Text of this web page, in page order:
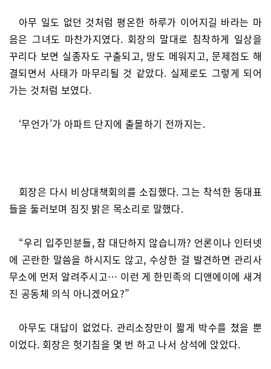
아무 일도 없던 것처럼 평온한 하루가 이어지길 바라는 마
음은 그녀도 마찬가지였다. 회장의 말대로 침착하게 일상을
꾸리다 보면 실종자도 구출되고, 땅도 메워지고, 문제점도 해
결되면서 사태가 마무리될 것 같았다. 실제로도 그렇게 되어
가는 것처럼 보였다.
‘무언가’가 아파트 단지에 출몰하기 전까지는.
회장은 다시 비상대책회의를 소집했다. 그는 착석한 동대표
들을 둘러보며 짐짓 밝은 목소리로 말했다.
“우리 입주민분들, 참 대단하지 않습니까? 언론이나 인터넷
에 곤란한 말씀을 하시지도 않고, 수상한 걸 발견하면 관리사
무소에 먼저 알려주시고… 이런 게 한민족의 디앤에이에 새겨
진 공동체 의식 아니겠어요?”
아무도 대답이 없었다. 관리소장만이 짧게 박수를 쳤을 뿐
이었다. 회장은 헛기침을 몇 번 하고 나서 상석에 앉았다.